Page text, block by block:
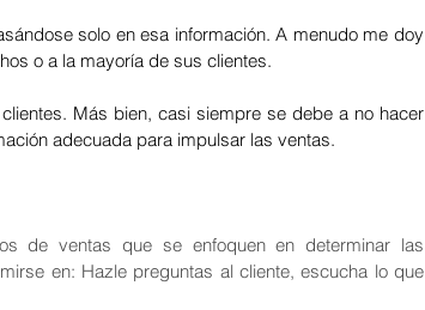
solo en esa información. A menudo me doy
o a la mayoría de sus clientes.
Más bien, casi siempre se debe a no hacer
adecuada para impulsar las ventas.
de ventas que se enfoquen en determinar las
en: Hazle preguntas al cliente, escucha lo que